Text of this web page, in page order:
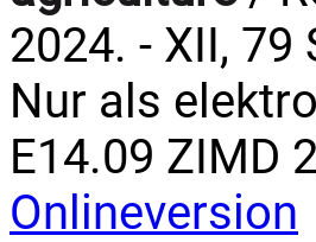
2024. - XII, 79
Nur als
E14.09 ZIMD
Onlineversion